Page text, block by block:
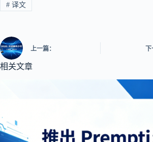
#译文
上一篇： 下
相关文章